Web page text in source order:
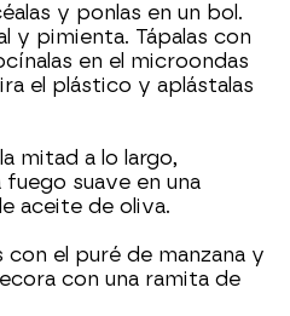
y ponlas en un bol.
y pimienta. Tápalas con
en el microondas
el plástico y aplástalas
mitad a lo largo,
fuego suave en una
aceite de oliva.
el puré de manzana y
con una ramita de